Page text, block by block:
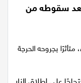
غزال (65 عامًا) بعد سقوطه من
متأثرًا بجروحه الحرجة